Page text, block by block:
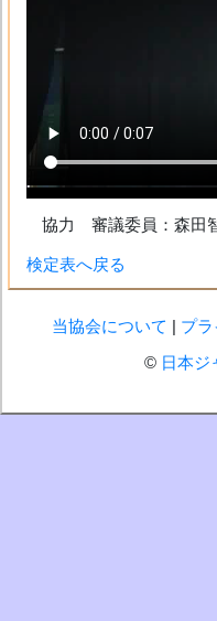
??
協力 審議委員：森田
検定表へ戻る
当協会について プ
© 日本ジ